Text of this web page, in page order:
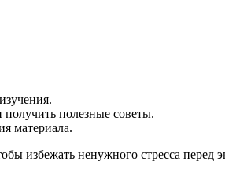
полезные советы.
материала.
избежать ненужного стресса перед